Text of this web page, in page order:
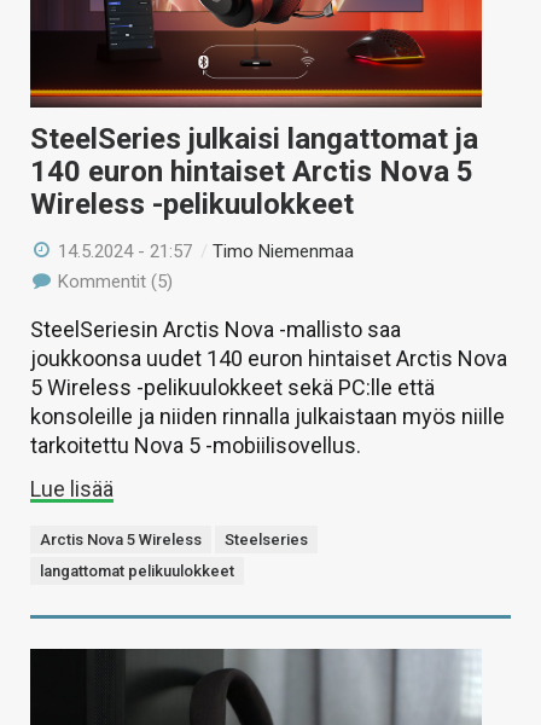
SteelSeries julkaisi langattomat ja
140 euron hintaiset Arctis Nova 5
Wireless -pelikuulokkeet
14.5.2024 - 21:57 /Timo Niemenmaa
Kommentit (5)
SteelSeriesin Arctis Nova -mallisto saa
joukkoonsa uudet 140 euron hintaiset Arctis Nova
5 Wireless -pelikuulokkeet sekä PC:lle että
konsoleille ja niiden rinnalla julkaistaan myös niille
tarkoitettu Nova 5 -mobiilisovellus.
Lue lisää
Arctis Nova 5 Wireless
Steelseries
langattomat pelikuulokkeet